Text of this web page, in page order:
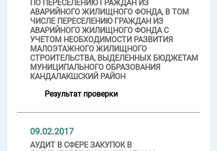
ПО ПЕРЕСЕЛЕНИЮ ГРАЖДАН ИЗ
АВАРИЙНОГО ЖИЛИЩНОГО ФОНДА, В ТОМ
ЧИСЛЕ ПЕРЕСЕЛЕНИЮ ГРАЖДАН ИЗ
АВАРИЙНОГО ЖИЛИЩНОГО ФОНДА С
УЧЕТОМ НЕОБХОДИМОСТИ РАЗВИТИЯ
МАЛОЭТАЖНОГО ЖИЛИЩНОГО
СТРОИТЕЛЬСТВА, ВЫДЕЛЕННЫХ БЮДЖЕТАМ
МУНИЦИПАЛЬНОГО ОБРАЗОВАНИЯ
КАНДАЛАКШСКИЙ РАЙОН
Результат проверки
09.02.2017
АУДИТ В СФЕРЕ ЗАКУПОК В